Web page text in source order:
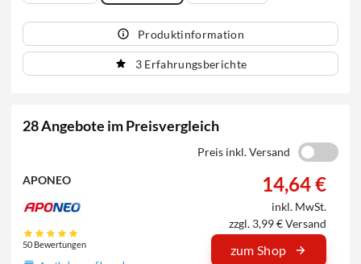
Produktinformation
3 Erfahrungsberichte
28 Angebote im Preisvergleich
Preis inkl. Versand
APONEO
50 Bewertungen
14,64 €
inkl. MwSt.
zzgl. 3,99 € Versand
zum Shop